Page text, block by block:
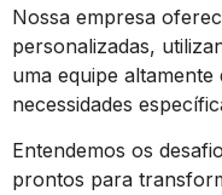
Nossa empresa
personalizadas,
uma equipe
necessidades
Entendemos os
prontos para